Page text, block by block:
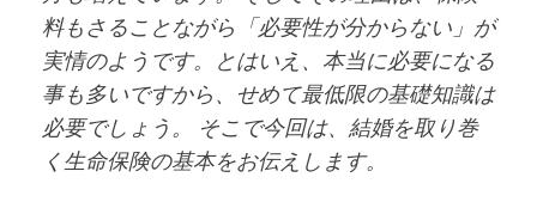
料もさることながら「必要性が分からない」が
実情のようです。とはいえ、本当に必要になる
事も多いですから、せめて最低限の基礎知識は
必要でしょう。 そこで今回は、結婚を取り巻
く生命保険の基本をお伝えします。